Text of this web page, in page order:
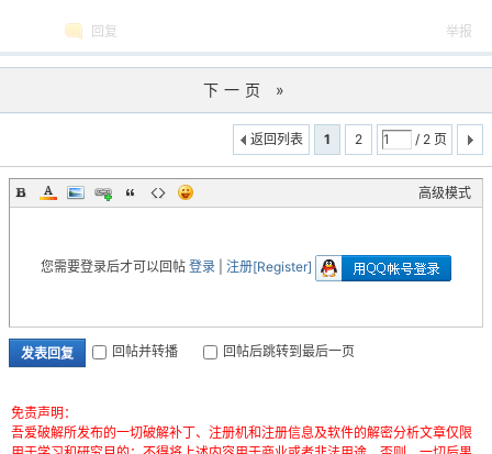
回复 举报
下一页 »
1 2 / 2 页
返回列表
高级模式
您需要登录后才可以回帖 登录 注册[Register]
发表回复 回帖并转播 回帖后跳转到最后一页
免责声明：
吾爱破解所发布的一切破解补丁、注册机和注册信息及软件的解密分析文章仅限